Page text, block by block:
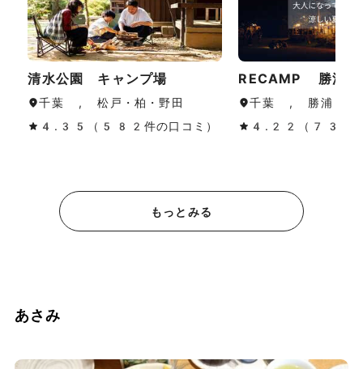
清水公園 キャンプ場
千葉 , 松戸・柏・野田
4.35（582件の口コミ）
RECAMP 勝浦
千葉 , 勝浦・鴨
4.22（733件
もっとみる
あさみ